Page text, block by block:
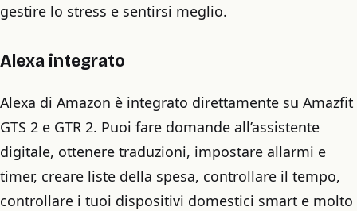
gestire lo stress e sentirsi meglio.
Alexa integrato
Alexa di Amazon è integrato direttamente su Amazfit
GTS 2 e GTR 2. Puoi fare domande all’assistente
digitale, ottenere traduzioni, impostare allarmi e
timer, creare liste della spesa, controllare il tempo,
controllare i tuoi dispositivi domestici smart e molto